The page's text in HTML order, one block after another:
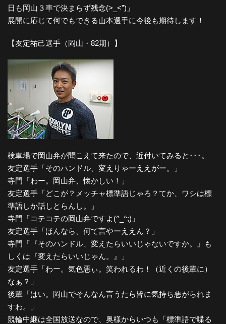
日も岡山３車で決まらず残念(>_<”)」
展開に応じて何でもできる山本選手に今後も期待します！
【友定祐己選手（岡山・82期）】
検車場で岡山弁が聞こえて来たので、近付いてみると･･･。
友定選手「そのハンドル、変えりゃーええがー。」
寺門「わー。岡山弁、懐かしい！」
友定選手「どこが？メッチャ標準語じゃろ？てか、ワシは標
準語しか話しとらんし。」
寺門「コテコテの岡山弁ですよ(^_^;)」
友定選手「ほんなら、何て言やーええん？」
寺門「『そのハンドル、変えたらいいじゃないですか。』も
しくは『変えたらいいじゃん。』」
友定選手「わー。気色悪ぃ。笑われるわ！（近くの後輩に）
なぁ？」
後輩「はい。岡山でそんなん言うたら皆に気持ち悪がられま
すわ。」
競輪中継は全国放送なので、奥様からいつも「標準語で喋る